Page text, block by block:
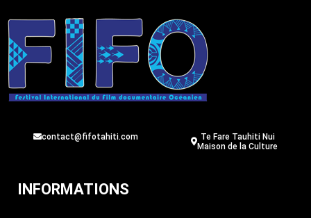
contact@fifotahiti.com
Te Fare Tauhiti Nui
Maison de la Culture
INFORMATIONS